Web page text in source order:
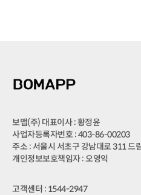
보맵(주) 대표이사 : 황정윤
사업자등록자번호 : 403-86-00203
주소 : 서울시 서초구 강남대로 311 드
개인정보보호책임자 : 오영익
고객센터 : 1544-2947